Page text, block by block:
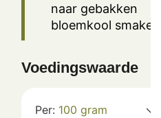
naar gebakken
bloemkool
Voedingswaarde
Per: 100 gram